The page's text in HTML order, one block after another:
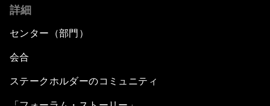
詳細
センター（部門）
会合
ステークホルダーのコミュニティ